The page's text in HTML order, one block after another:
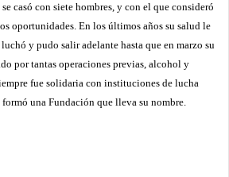
casó con siete hombres, y con el que consideró
oportunidades. En los últimos años su salud le
y pudo salir adelante hasta que en marzo su
por tantas operaciones previas, alcohol y
fue solidaria con instituciones de lucha
una Fundación que lleva su nombre.